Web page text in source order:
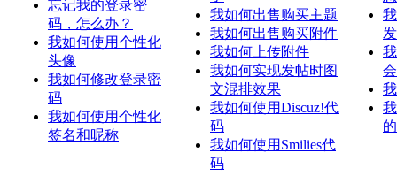
忘记我的登录密
码，怎么办？
我如何使用个性化
头像
我如何修改登录密
码
我如何使用个性化
签名和昵称
我如何出售购买主题
我如何出售购买附件
我如何上传附件
我如何实现发帖时图
文混排效果
我如何使用Discuz!代
码
我如何使用Smilies代
码